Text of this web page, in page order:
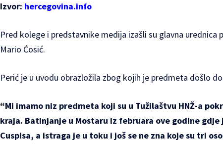
Izvor: hercegovina.info
Pred kolege i predstavnike medija izašli su glavna
Mario Ćosić.
Perić je u uvodu obrazložila zbog kojih je predmeta došlo
“Mi imamo niz predmeta koji su u Tužilaštvu HNŽ-a
kraja. Batinjanje u Mostaru iz februara ove godine
Cuspisa, a istraga je u toku i još se ne zna koje su tri